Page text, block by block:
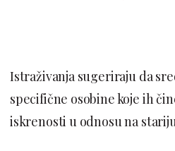
Istraživanja sugeriraju da
specifične osobine koje ih
iskrenosti u odnosu na